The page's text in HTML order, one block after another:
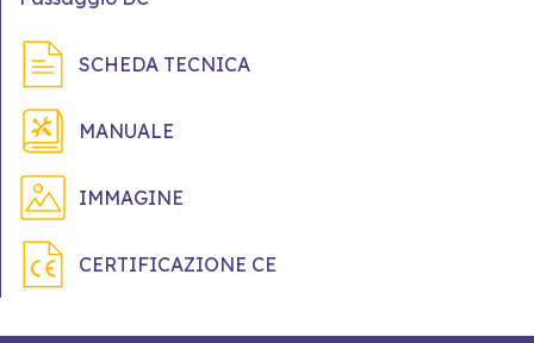
SCHEDA TECNICA
MANUALE
IMMAGINE
CERTIFICAZIONE CE